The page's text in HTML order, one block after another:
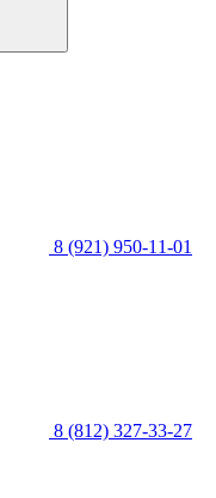
8 (921) 950-11-01
8 (812) 327-33-27